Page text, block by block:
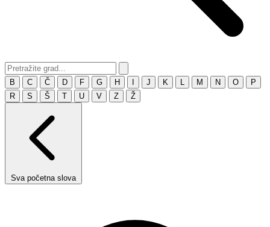
B C Č D F G H J K M N O
P
R
S Š T U V Z Ž
Sva početna slova